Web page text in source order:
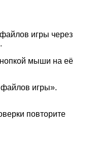
игры через
мыши на её
игры».
повторите